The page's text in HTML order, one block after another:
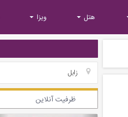
هتل ویزا
زابل
ظرفیت آنلاین